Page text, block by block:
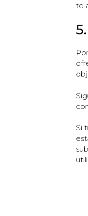
te
Si